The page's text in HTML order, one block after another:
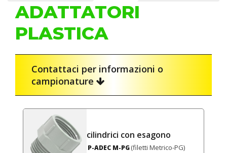
ADATTATORI
PLASTICA
Contattaci per informazioni o
campionature
cilindrici con esagono
P-ADEC M-PG (filetti Metrico-PG)